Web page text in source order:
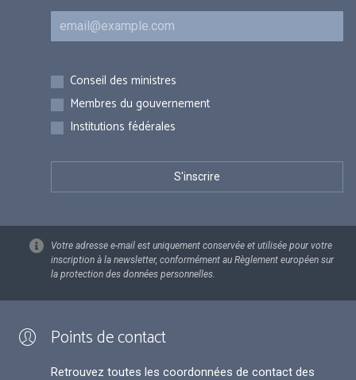
Courriel
Inscriptions
Conseil des ministres
Membres du gouvernement
Institutions fédérales
Votre adresse e-mail est uniquement conservée et utilisée pour votre
inscription à la newsletter, conformément au Règlement européen sur
la protection des données personnelles.
Points de contact
Retrouvez toutes les coordonnées de contact des